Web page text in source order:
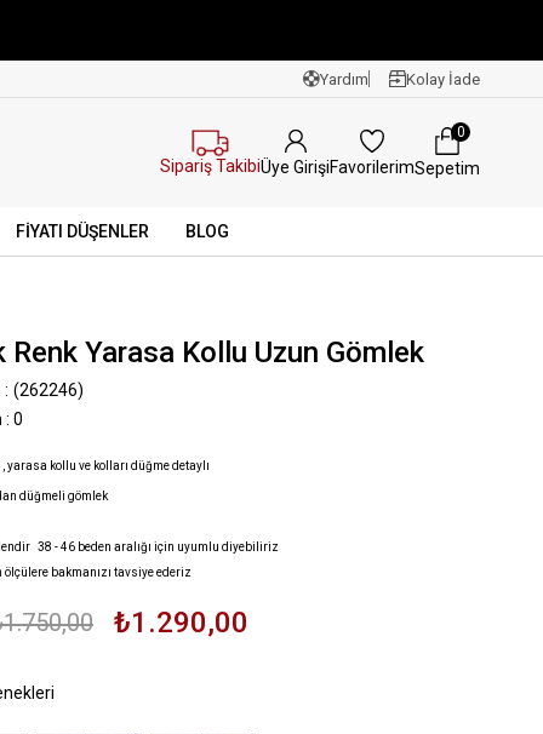
Yardım Kolay İade
Sipariş TakibiÜye GirişiFavorilerimSepetim
0
FİYATI DÜŞENLER BLOG
Renk Yarasa Kollu Uzun Gömlek
(262246)
: 0
, yarasa kollu ve kolları düğme detaylı
düğmeli gömlek
38 - 46 beden aralığı için uyumlu diyebiliriz
ölçülere bakmanızı tavsiye ederiz
₺1.290,00